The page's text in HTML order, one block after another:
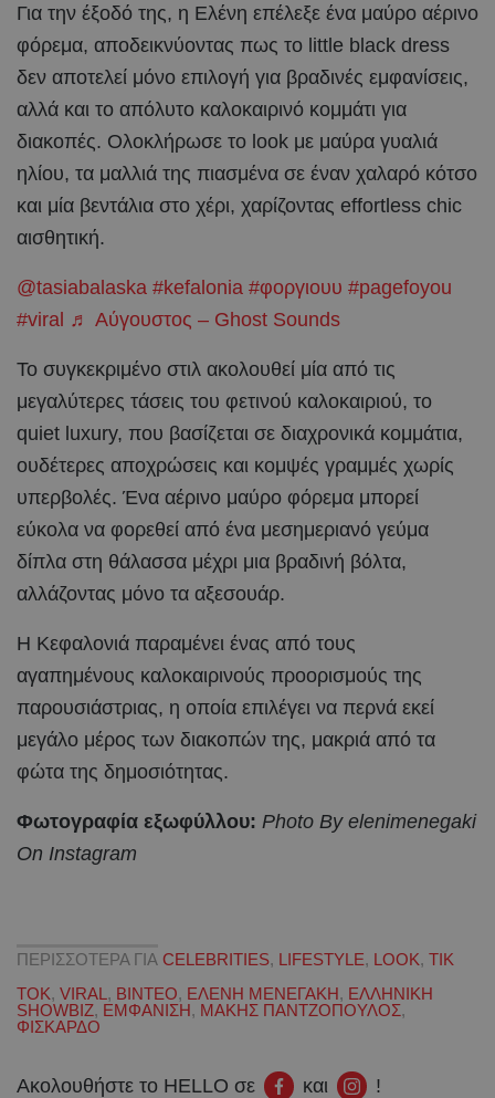
Για την έξοδό της, η Ελένη επέλεξε ένα μαύρο αέρινο
φόρεμα, αποδεικνύοντας πως το little black dress
δεν αποτελεί μόνο επιλογή για βραδινές εμφανίσεις,
αλλά και το απόλυτο καλοκαιρινό κομμάτι για
διακοπές. Ολοκλήρωσε το look με μαύρα γυαλιά
ηλίου, τα μαλλιά της πιασμένα σε έναν χαλαρό κότσο
και μία βεντάλια στο χέρι, χαρίζοντας effortless chic
αισθητική.
@tasiabalaska #kefalonia #φοργιουυ #pagefoyou
#viral ♬ Αύγουστος – Ghost Sounds
Το συγκεκριμένο στιλ ακολουθεί μία από τις
μεγαλύτερες τάσεις του φετινού καλοκαιριού, το
quiet luxury, που βασίζεται σε διαχρονικά κομμάτια,
ουδέτερες αποχρώσεις και κομψές γραμμές χωρίς
υπερβολές. Ένα αέρινο μαύρο φόρεμα μπορεί
εύκολα να φορεθεί από ένα μεσημεριανό γεύμα
δίπλα στη θάλασσα μέχρι μια βραδινή βόλτα,
αλλάζοντας μόνο τα αξεσουάρ.
Η Κεφαλονιά παραμένει ένας από τους
αγαπημένους καλοκαιρινούς προορισμούς της
παρουσιάστριας, η οποία επιλέγει να περνά εκεί
μεγάλο μέρος των διακοπών της, μακριά από τα
φώτα της δημοσιότητας.
Φωτογραφία εξωφύλλου: Photo By elenimenegaki
On Instagram
ΠΕΡΙΣΣΟΤΕΡΑ ΓΙΑ CELEBRITIES, LIFESTYLE, LOOK, TIK
TOK, VIRAL , ΒΙΝΤΕΟ, ΕΛΕΝΗ ΜΕΝΕΓΑΚΗ, ΕΛΛΗΝΙΚΗ
SHOWBIZ, ΕΜΦΑΝΙΣΗ, ΜΑΚΗΣ ΠΑΝΤΖΟΠΟΥΛΟΣ,
ΦΙΣΚΑΡΔΟ
Ακολουθήστε το HELLO σε και !